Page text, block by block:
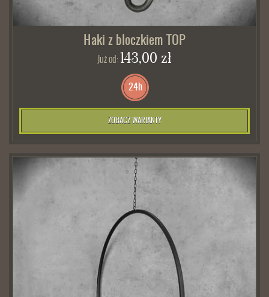
Haki z bloczkiem TOP
Już od:143,00 zł
24h
ZOBACZ WARIANTY